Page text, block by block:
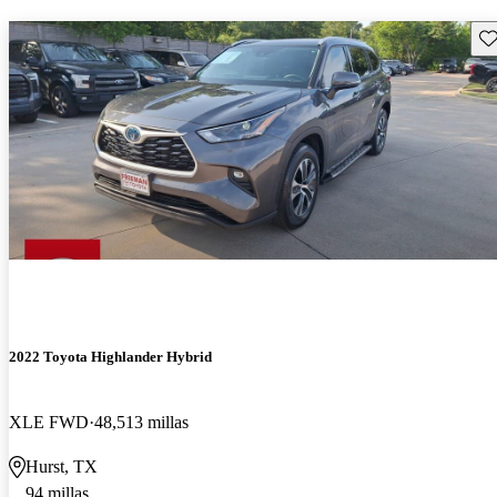
2022 Toyota Highlander Hybrid
XLE FWD 48,513 millas
Hurst, TX